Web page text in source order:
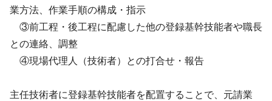
業方法、作業手順の構成・指示
③前工程・後工程に配慮した他の登録基幹技能者や職長
との連絡、調整
④現場代理人（技術者）との打合せ・報告
主任技術者に登録基幹技能者を配置することで、元請業